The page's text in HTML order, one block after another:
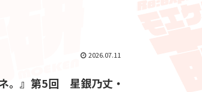
2026.07.11
。』第5回 星銀乃丈・